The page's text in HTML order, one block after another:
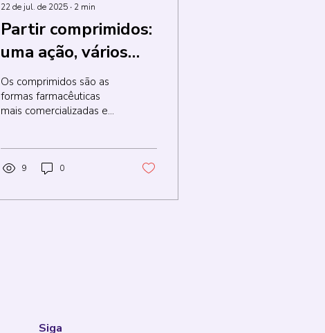
22 de jul. de 2025 ∙ 2 min
Partir comprimidos:
uma ação, vários
riscos
Os comprimidos são as
formas farmacêuticas
mais comercializadas e
principalmente...
9 0
Siga